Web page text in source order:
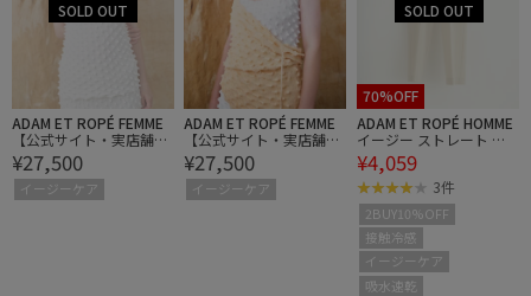
ADAM ET ROPÉ FEMME
【公式サイト・実店舗限
定】【OPEN SESAME CL
UB】DORIAN CAMISOLE
¥27,500
イージーケア
ADAM ET ROPÉ FEMME
【公式サイト・実店舗限
定】【OPEN SESAME CL
UB】DORIAN CAMISOLE
¥27,500
イージーケア
70%OFF
ADAM ET ROPÉ HOMME
イージー ストレート ア
ンクルパンツ / 速乾 /冷
感 / イージーケア / ユニ
セックス
¥4,059
3件
2BUY10%OFF
接触冷感
イージーケア
吸水速乾